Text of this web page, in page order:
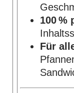
100 %
Für